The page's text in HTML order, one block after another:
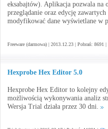
eksabajtów). Aplikacja pozwala
przeglądanie oraz edycję
modyfikować dane wyświetlane w
Freeware (darmowa) | 2013.12.23 | Pobrań: 8691 |
Hexprobe Hex Editor 5.0
Hexprobe Hex Editor to kolejny
możliwością wykonywania analiz
Wersja Trial działa przez 30 dni.